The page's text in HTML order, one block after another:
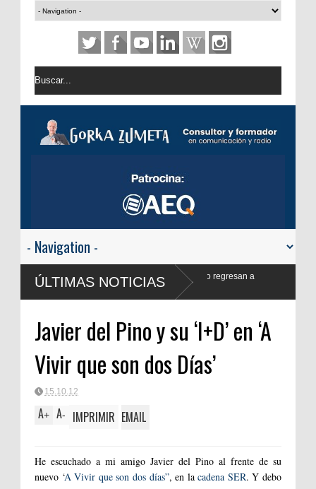
ÚLTIMAS NOTICIAS
Blanco regresan a
Javier del Pino y su ‘I+D’ en ‘A
Vivir que son dos Días’
15.10.12
A+ A- IMPRIMIR EMAIL
He escuchado a mi amigo Javier del Pino al frente de su
nuevo ‘A Vivir que son dos días”, en lacadena SER. Y debo